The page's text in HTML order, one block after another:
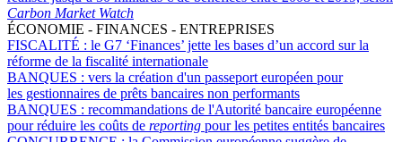
Carbon Market Watch
ÉCONOMIE - FINANCES - ENTREPRISES
FISCALITÉ : le G7 ‘Finances’ jette les bases d’un accord sur la
réforme de la fiscalité internationale
BANQUES : vers la création d'un passeport européen pour
les gestionnaires de prêts bancaires non performants
BANQUES : recommandations de l'Autorité bancaire européenne
pour réduire les coûts de reporting pour les petites entités bancaires